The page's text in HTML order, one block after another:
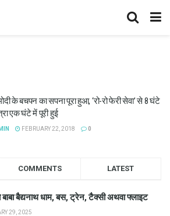
के बचपन का सपना पूरा हुआ, ‘रो-रो फेरी सेवा’ से 8 घंटे
एक घंटे में पूरी हुई
FEBRUARY 22, 2018 0
COMMENTS LATEST
बैद्यनाथ धाम, बस, ट्रेन, टैक्सी अथवा फ्लाइट
29, 2025